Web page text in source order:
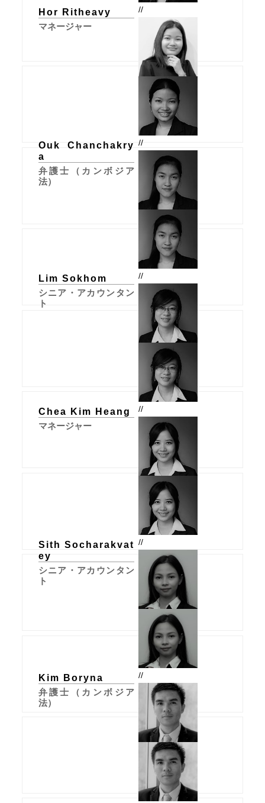
Hor Ritheavy
マネージャー
//
Ouk Chanchakry
a
弁護士（カンボジア
法）
//
Lim Sokhom
シニア・アカウンタン
ト
//
Chea Kim Heang
マネージャー
//
Sith Socharakvat
ey
シニア・アカウンタン
ト
//
Kim Boryna
弁護士（カンボジア
法）
//